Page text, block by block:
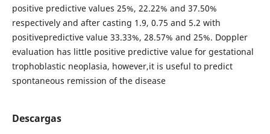
positive predictive values 25%, 22.22% and 37.50%
respectively and after casting 1.9, 0.75 and 5.2 with
positivepredictive value 33.33%, 28.57% and 25%. Doppler
evaluation has little positive predictive value for gestational
trophoblastic neoplasia, however,it is useful to predict
spontaneous remission of the disease
Descargas